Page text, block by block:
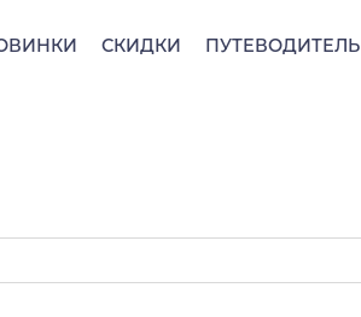
СКИДКИ ПУТЕВОДИТЕЛЬ